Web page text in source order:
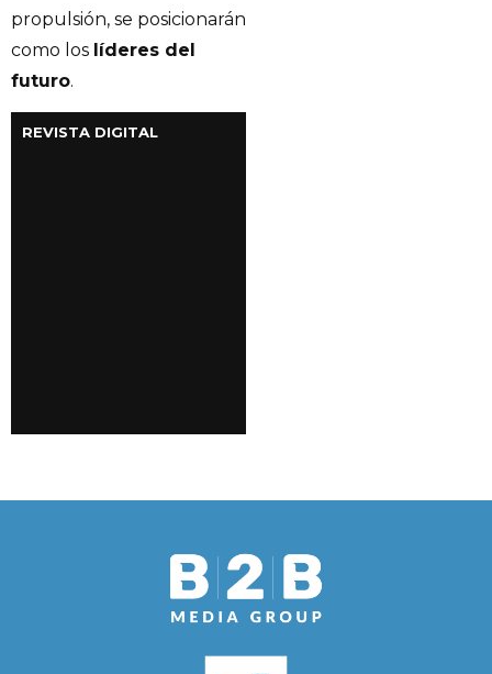
propulsión, se posicionarán
como los líderes del
futuro.
REVISTA DIGITAL